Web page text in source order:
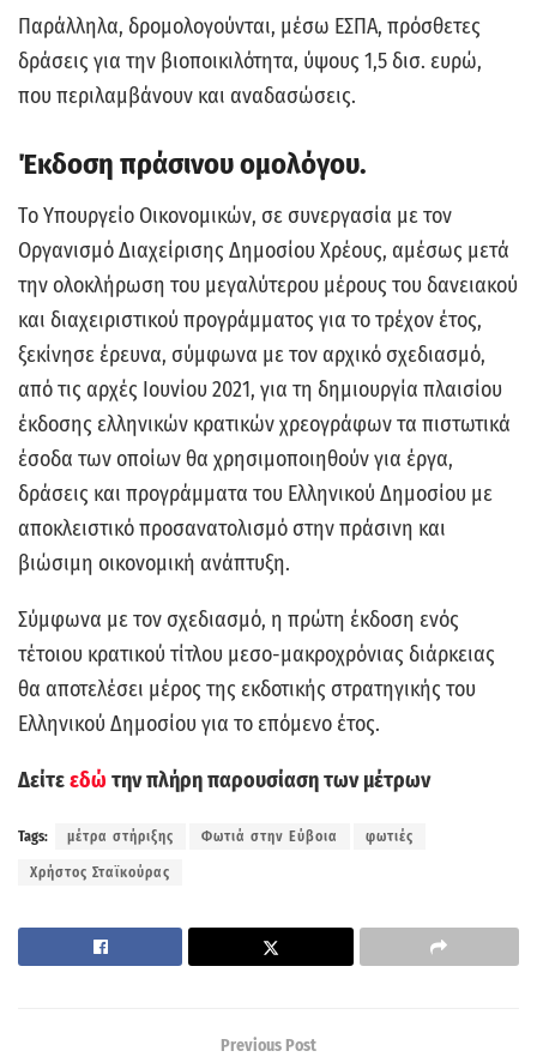
Παράλληλα, δρομολογούνται, μέσω ΕΣΠΑ, πρόσθετες
δράσεις για την βιοποικιλότητα, ύψους 1,5 δισ. ευρώ,
που περιλαμβάνουν και αναδασώσεις.
Έκδοση πράσινου ομολόγου.
Tο Υπουργείο Οικονομικών, σε συνεργασία με τον
Οργανισμό Διαχείρισης Δημοσίου Χρέους, αμέσως μετά
την ολοκλήρωση του μεγαλύτερου μέρους του δανειακού
και διαχειριστικού προγράμματος για το τρέχον έτος,
ξεκίνησε έρευνα, σύμφωνα με τον αρχικό σχεδιασμό,
από τις αρχές Ιουνίου 2021, για τη δημιουργία πλαισίου
έκδοσης ελληνικών κρατικών χρεογράφων τα πιστωτικά
έσοδα των οποίων θα χρησιμοποιηθούν για έργα,
δράσεις και προγράμματα του Ελληνικού Δημοσίου με
αποκλειστικό προσανατολισμό στην πράσινη και
βιώσιμη οικονομική ανάπτυξη.
Σύμφωνα με τον σχεδιασμό, η πρώτη έκδοση ενός
τέτοιου κρατικού τίτλου μεσο-μακροχρόνιας διάρκειας
θα αποτελέσει μέρος της εκδοτικής στρατηγικής του
Ελληνικού Δημοσίου για το επόμενο έτος.
Δείτεεδώ την πλήρη παρουσίαση των μέτρων
Tags: μέτρα στήριξης Φωτιά στην Εύβοια φωτιές
Χρήστος Σταϊκούρας
Previous Post